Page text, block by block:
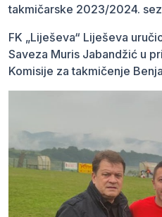
takmičarske 2023/2024.
FK „Liješeva“ Liješeva
Saveza Muris Jabandžić u
Komisije za takmičenje